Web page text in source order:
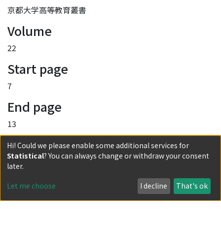
京都大学高等教育叢書
Volume
22
Start page
7
End page
13
URI
http://hdl.handle.net/2433/54029
Collections
22
Hi! Could we please enable some additional services for
Statistical? You can always change or withdraw your consent
later.
Let me choose I decline That's ok